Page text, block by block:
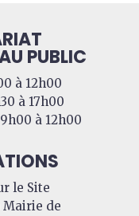
PUBLIC
à 12h00
à 17h00
à 12h00
le Site
Mairie de